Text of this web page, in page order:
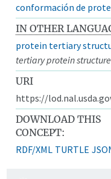
conformación de
IN OTHER
protein tertiary
tertiary protein structure
URI
https://
DOWNLOAD THIS
CONCEPT:
RDF/XML TURTLE